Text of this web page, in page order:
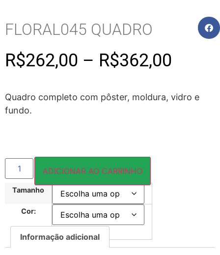
FLORAL045 QUADRO
R$262,00 – R$362,00
Quadro completo com pôster, moldura, vidro e
fundo.
Tamanho
Cor:
ADICIONAR AO CARRINHO
Informação adicional